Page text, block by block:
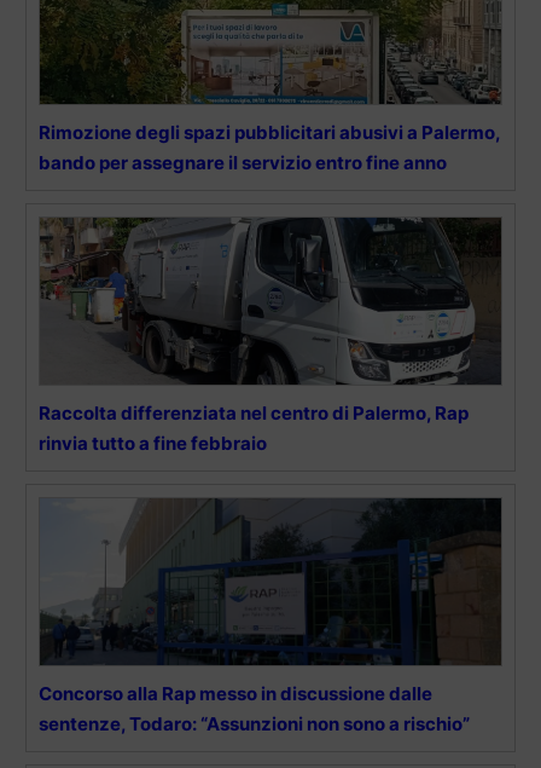
Rimozione degli spazi pubblicitari abusivi a Palermo,
bando per assegnare il servizio entro fine anno
Raccolta differenziata nel centro di Palermo, Rap
rinvia tutto a fine febbraio
Concorso alla Rap messo in discussione dalle
sentenze, Todaro: “Assunzioni non sono a rischio”